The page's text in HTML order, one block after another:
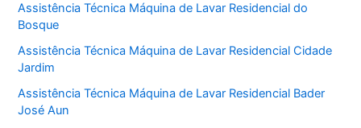
Assistência Técnica Máquina de Lavar Residencial do
Bosque
Assistência Técnica Máquina de Lavar Residencial Cidade
Jardim
Assistência Técnica Máquina de Lavar Residencial Bader
José Aun